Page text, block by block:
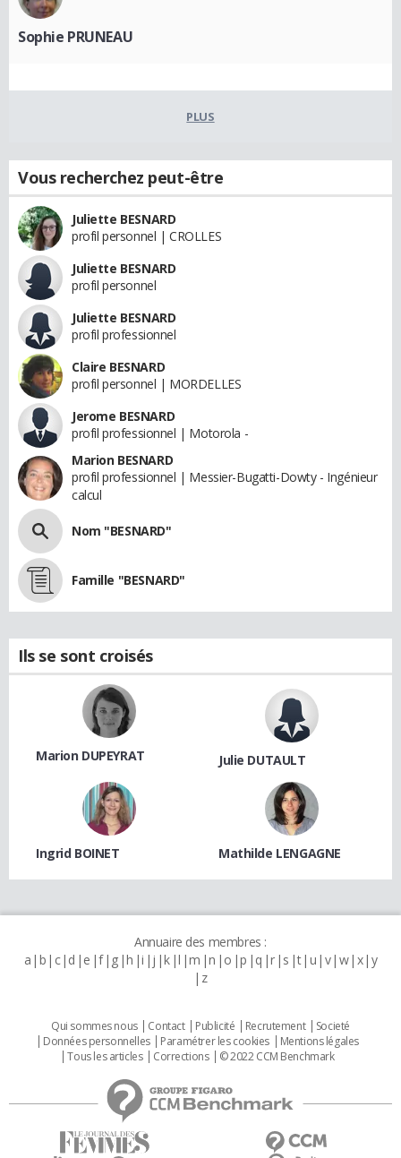
Sophie PRUNEAU
PLUS
Vous recherchez peut-être
Juliette BESNARD
profil personnel | CROLLES
Juliette BESNARD
profil personnel
Juliette BESNARD
profil professionnel
Claire BESNARD
profil personnel | MORDELLES
Jerome BESNARD
profil professionnel | Motorola -
Marion BESNARD
profil professionnel | Messier-Bugatti-Dowty - Ingénieur
calcul
Nom "BESNARD"
Famille "BESNARD"
Ils se sont croisés
Marion DUPEYRAT Julie DUTAULT
Ingrid BOINET Mathilde LENGAGNE
Annuaire des membres :
a b c d e f g h i j k l m n o p q r s t u v w x y
z
Qui sommes nous Contact Publicité Recrutement
Societé
Données personnelles
Paramétrer les cookies
Mentions légales
Tous les articles
Corrections © 2022 CCM Benchmark